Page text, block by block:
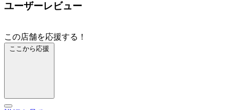
ユーザーレビュー
この店舗を応援する！
ここから応援